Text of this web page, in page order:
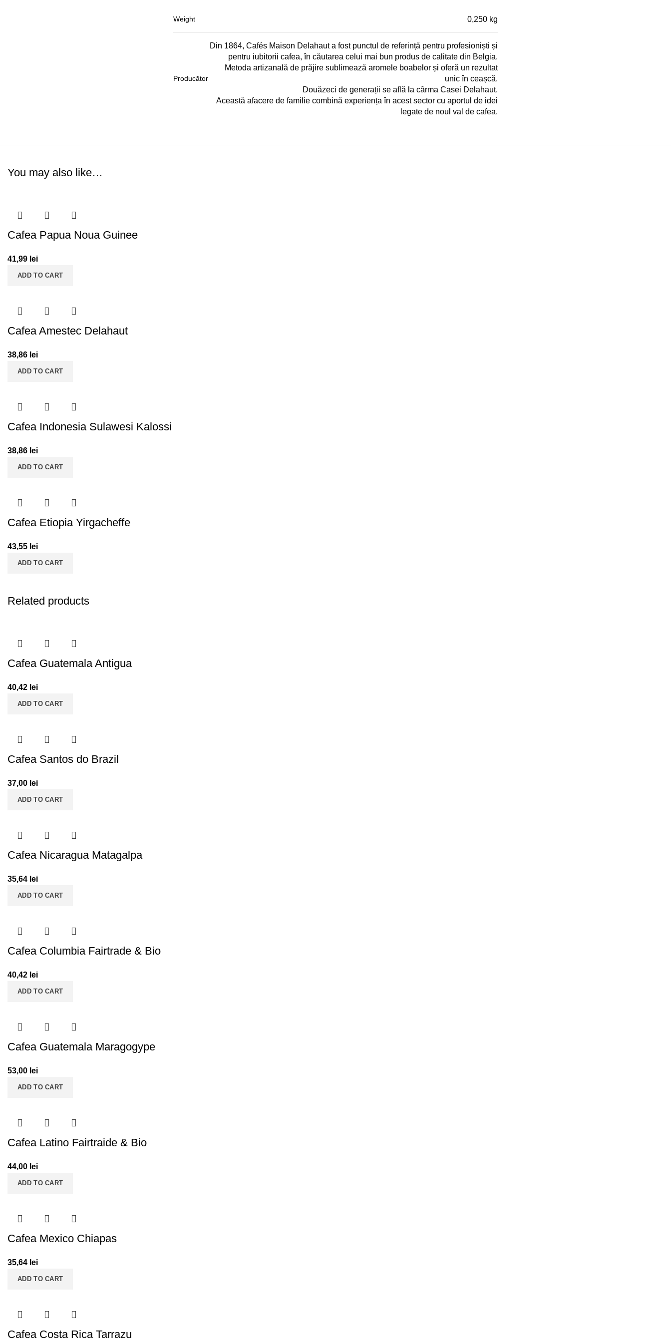
Weight 0,250 kg
Producător
Din 1864, Cafés Maison Delahaut a fost punctul de referință pentru profesioniști și
pentru iubitorii cafea, în căutarea celui mai bun produs de calitate din Belgia.
Metoda artizanală de prăjire sublimează aromele boabelor și oferă un rezultat
unic în ceașcă.
Douăzeci de generații se află la cârma Casei Delahaut.
Această afacere de familie combină experiența în acest sector cu aportul de idei
legate de noul val de cafea.
You may also like…
Cafea Papua Noua Guinee
41,99 lei
ADD TO CART
Cafea Amestec Delahaut
38,86 lei
ADD TO CART
Cafea Indonesia Sulawesi Kalossi
38,86 lei
ADD TO CART
Cafea Etiopia Yirgacheffe
43,55 lei
ADD TO CART
Related products
Cafea Guatemala Antigua
40,42 lei
ADD TO CART
Cafea Santos do Brazil
37,00 lei
ADD TO CART
Cafea Nicaragua Matagalpa
35,64 lei
ADD TO CART
Cafea Columbia Fairtrade & Bio
40,42 lei
ADD TO CART
Cafea Guatemala Maragogype
53,00 lei
ADD TO CART
Cafea Latino Fairtraide & Bio
44,00 lei
ADD TO CART
Cafea Mexico Chiapas
35,64 lei
ADD TO CART
Cafea Costa Rica Tarrazu